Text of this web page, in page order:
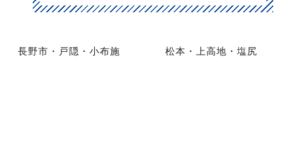
長野市・戸隠・小布施 松本・上高地・塩尻